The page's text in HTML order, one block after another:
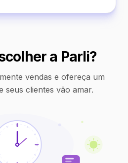
a Parli?
vendas e ofereça um
seus clientes vão amar.